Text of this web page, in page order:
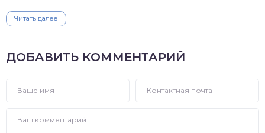
Читать далее
ДОБАВИТЬ КОММЕНТАРИЙ